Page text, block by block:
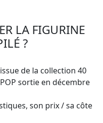
LA FIGURINE
?
de la collection 40
sortie en décembre
son prix / sa côte